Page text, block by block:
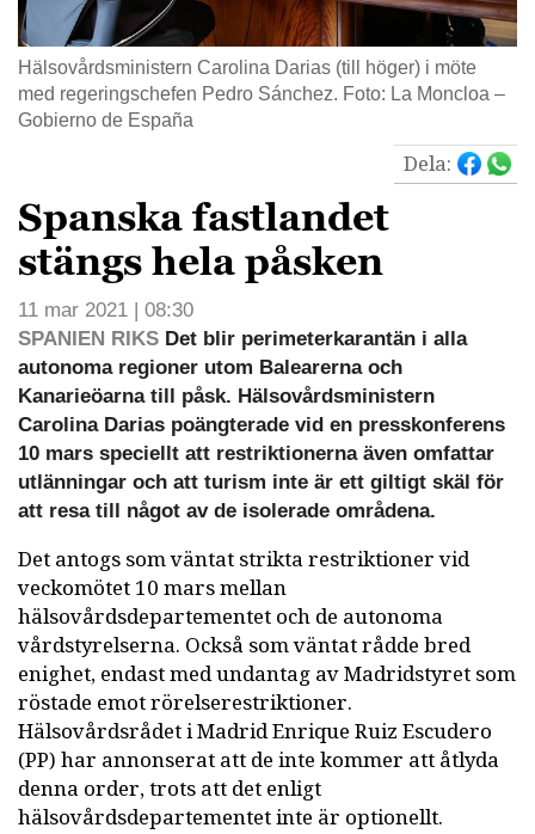
Hälsovårdsministern Carolina Darias (till höger) i möte
med regeringschefen Pedro Sánchez. Foto: La Moncloa –
Gobierno de España
Dela:
Spanska fastlandet
stängs hela påsken
11 mar 2021 | 08:30
SPANIEN RIKS Det blir perimeterkarantän i alla
autonoma regioner utom Balearerna och
Kanarieöarna till påsk. Hälsovårdsministern
Carolina Darias poängterade vid en presskonferens
10 mars speciellt att restriktionerna även omfattar
utlänningar och att turism inte är ett giltigt skäl för
att resa till något av de isolerade områdena.
Det antogs som väntat strikta restriktioner vid
veckomötet 10 mars mellan
hälsovårdsdepartementet och de autonoma
vårdstyrelserna. Också som väntat rådde bred
enighet, endast med undantag av Madridstyret som
röstade emot rörelserestriktioner.
Hälsovårdsrådet i Madrid Enrique Ruiz Escudero
(PP) har annonserat att de inte kommer att åtlyda
denna order, trots att det enligt
hälsovårdsdepartementet inte är optionellt.